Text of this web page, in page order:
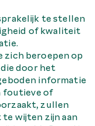
te stellen
of kwaliteit
zich beroepen op
door het
informatie
foutieve of
zullen
wijten zijn aan